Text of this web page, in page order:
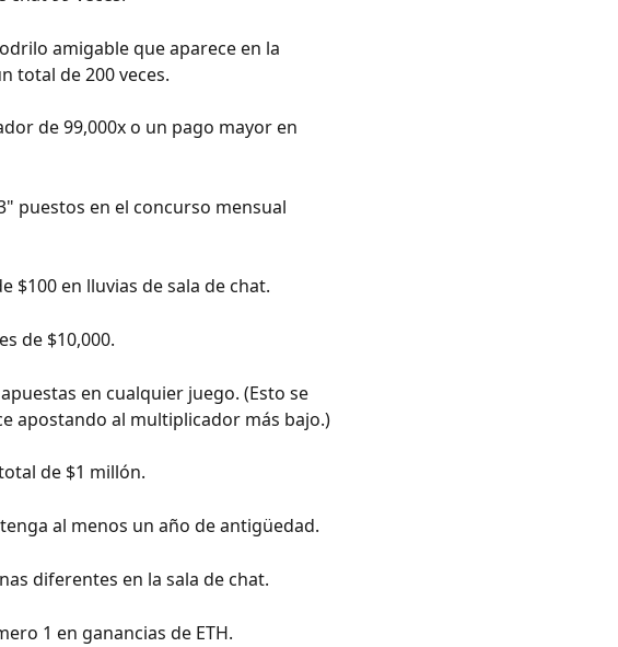
amigable que aparece en la
total de 200 veces.
de 99,000x o un pago mayor en
puestos en el concurso mensual
$100 en lluvias de sala de chat.
de $10,000.
en cualquier juego. (Esto se
apostando al multiplicador más bajo.)
de $1 millón.
al menos un año de antigüedad.
diferentes en la sala de chat.
1 en ganancias de ETH.